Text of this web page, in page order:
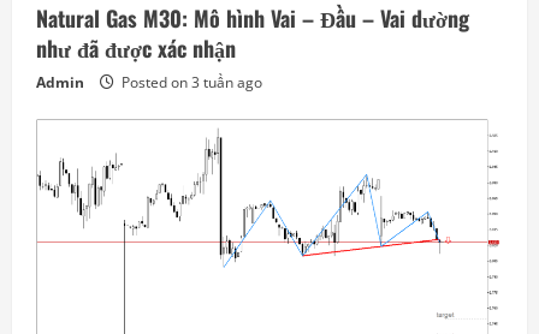
Natural Gas M30: Mô hình Vai – Đầu – Vai dường
như đã được xác nhận
Admin Posted on 3 tuần ago